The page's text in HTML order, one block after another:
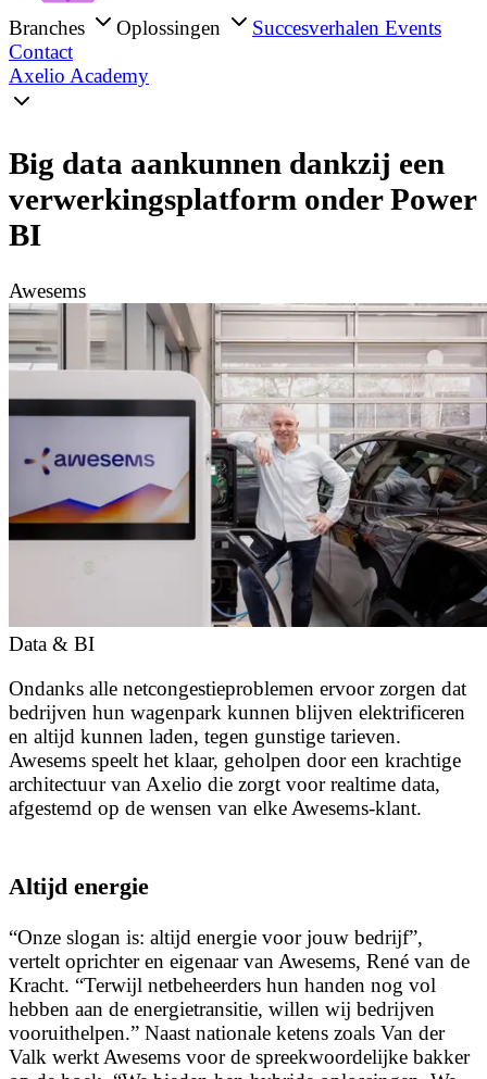
Branches Oplossingen Succesverhalen Events
Contact
Axelio Academy
Big data aankunnen dankzij een
verwerkingsplatform onder Power
BI
Awesems
Data & BI
Ondanks alle netcongestieproblemen ervoor zorgen dat
bedrijven hun wagenpark kunnen blijven elektrificeren
en altijd kunnen laden, tegen gunstige tarieven.
Awesems speelt het klaar, geholpen door een krachtige
architectuur van Axelio die zorgt voor realtime data,
afgestemd op de wensen van elke Awesems-klant.
Altijd energie
“Onze slogan is: altijd energie voor jouw bedrijf”,
vertelt oprichter en eigenaar van Awesems, René van de
Kracht. “Terwijl netbeheerders hun handen nog vol
hebben aan de energietransitie, willen wij bedrijven
vooruithelpen.” Naast nationale ketens zoals Van der
Valk werkt Awesems voor de spreekwoordelijke bakker